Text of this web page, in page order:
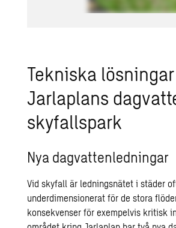
Tekniska
Jarlaplans
skyfallspark
Nya dagvattenledningar
Vid skyfall är ledningsnätet i städer
underdimensionerat för de stora
konsekvenser för exempelvis kritisk